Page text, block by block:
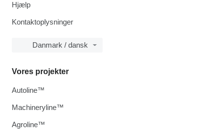
Hjælp
Kontaktoplysninger
Danmark / dansk
Vores projekter
Autoline™
Machineryline™
Agroline™